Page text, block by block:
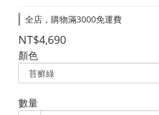
全店，購物滿3000免運費
NT$4,690
顏色
數量